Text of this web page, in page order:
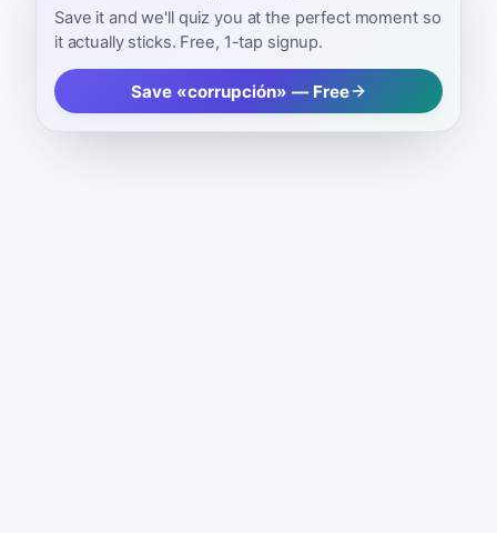
Save it and we'll quiz you at the perfect moment so
it actually sticks. Free, 1-tap signup.
Save «corrupción» — Free